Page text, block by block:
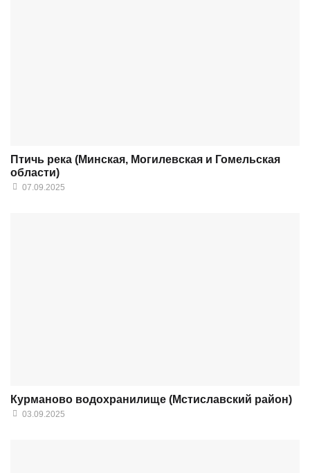
Птичь река (Минская, Могилевская и Гомельская
области)
07.09.2025
Курманово водохранилище (Мстиславский район)
03.09.2025